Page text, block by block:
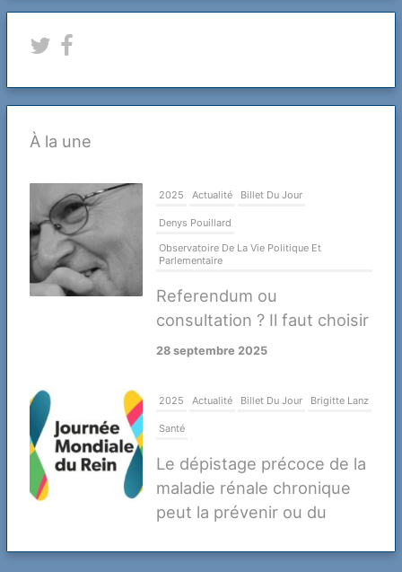
À la une
2025 Actualité Billet Du Jour
Denys Pouillard
Observatoire De La Vie Politique Et
Parlementaire
Referendum ou
consultation ? Il faut choisir
28 septembre 2025
2025 Actualité Billet Du Jour Brigitte Lanz
Santé
Le dépistage précoce de la
maladie rénale chronique
peut la prévenir ou du
complications